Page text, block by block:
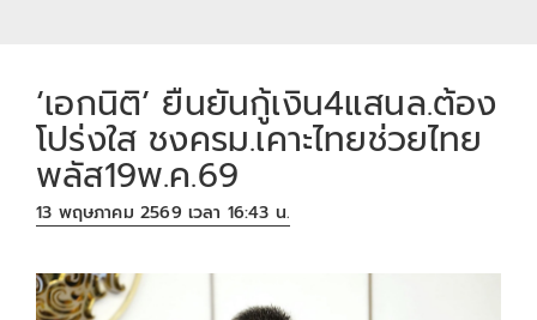
‘เอกนิติ’ ยืนยันกู้เงิน4แสนล.ต้อง
โปร่งใส ชงครม.เคาะไทยช่วยไทย
พลัส19พ.ค.69
13 พฤษภาคม 2569 เวลา 16:43 น.